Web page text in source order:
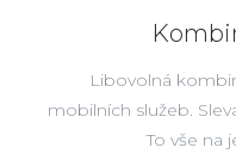
Libovolná
mobilních služeb.
To vše na